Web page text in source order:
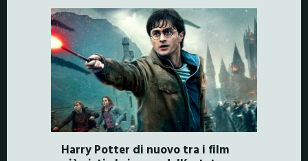
Harry Potter di nuovo tra i film